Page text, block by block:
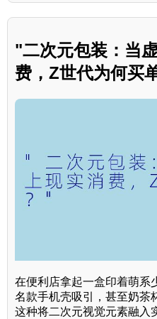
"二次元包装：当
费，Z世代为何买
在便利店拿起一盒印着萌系
名款手机壳吸引，甚至奶
这种将二次元视觉元素融入